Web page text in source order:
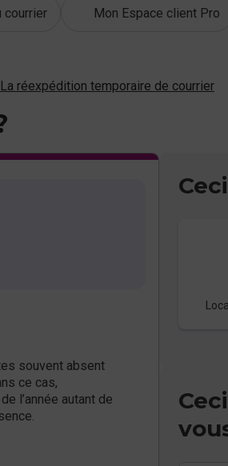
courrier Mon Espace client Pro
La réexpédition temporaire de courrier
souvent absent
ce cas,
l’année autant de